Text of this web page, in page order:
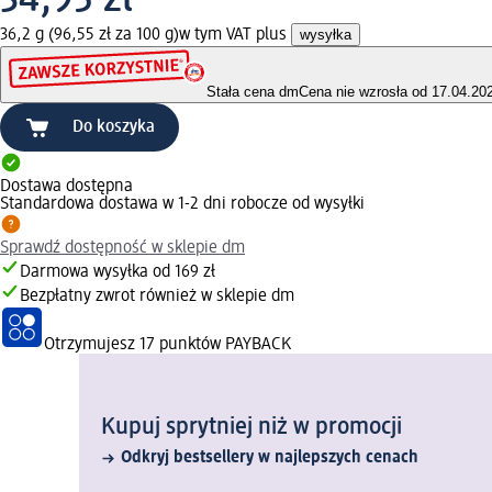
36,2 g (96,55 zł za 100 g)w tym VAT plus wysyłka
Stała cena dmCena nie wzrosła od
Do koszyka
Dostawa dostępna
Standardowa dostawa w 1-2 dni robocze od wysyłki
Sprawdź dostępność w sklepie dm
Darmowa wysyłka od 169 zł
Bezpłatny zwrot również w sklepie dm
Otrzymujesz 17 punktów PAYBACK
Kupuj sprytniej niż w promocji
Odkryj bestsellery w najlepszych cenach